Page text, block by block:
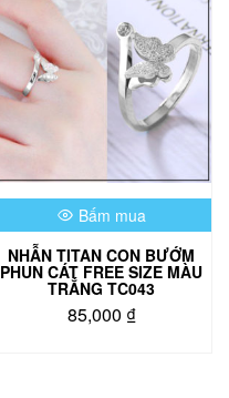
Bấm mua
NHẪN TITAN CON BƯỚM
PHUN CÁT FREE SIZE MÀU
TRẮNG TC043
85,000 ₫